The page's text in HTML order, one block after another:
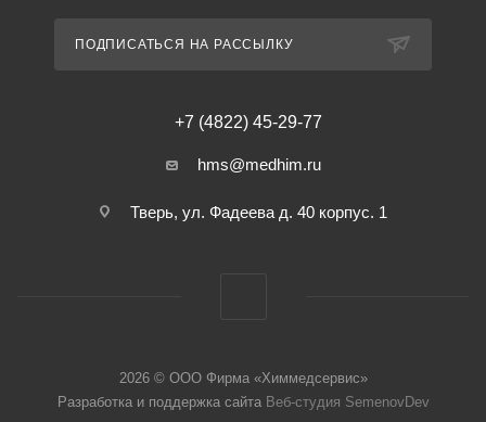
ПОДПИСАТЬСЯ НА РАССЫЛКУ
+7 (4822) 45-29-77
hms@medhim.ru
Тверь, ул. Фадеева д. 40 корпус. 1
2026 © ООО Фирма «Химмедсервис»
Разработка и поддержка сайта Веб-студия SemenovDev